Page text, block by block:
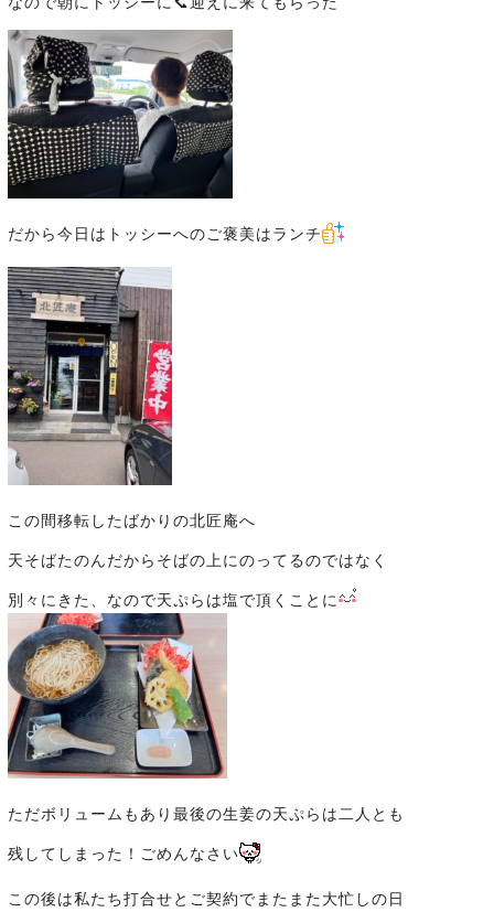
だから今日はトッシーへのご褒美はランチ
この間移転したばかりの北匠庵へ
天そばたのんだからそばの上にのってるのではなく
別々にきた、なので天ぷらは塩で頂くことに
ただボリュームもあり最後の生姜の天ぷらは二人とも
残してしまった！ごめんなさい
この後は私たち打合せとご契約でまたまた大忙しの日